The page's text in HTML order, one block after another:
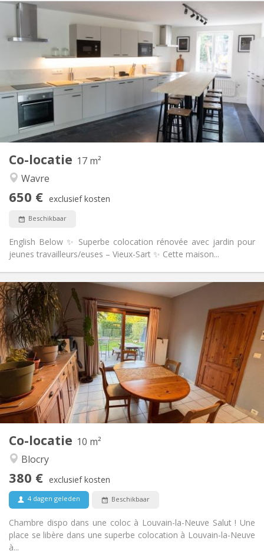
Co-locatie 17 m²
Wavre
650 € exclusief kosten
Beschikbaar
English Below ✨ Superbe colocation rénovée avec jardin pour
jeunes travailleurs/euses – Vieux-Sart ✨ Cette maison...
Praktische Informatie
650 €
Kosten:
100 €
Duur:
12 maanden, 11 maanden, 10 maanden, 5-6
maanden
Domiciliëring:
Toegelaten
Inrichting
Badkamer:
Privaat
Keuken:
Gemeenschappelijk
Oppervlakte:
17 m
2
Co-locatie 10 m²
Blocry
380 € exclusief kosten
4 dagen geleden Beschikbaar
Chambre dispo dans une coloc à Louvain-la-Neuve Salut ! Une
place se libère dans une superbe colocation à Louvain-la-Neuve
à...
Praktische Informatie
Huur:
380 €
Kosten:
120 €
Duur:
12 maanden
Domiciliëring:
Toegelaten
Inrichting
Badkamer:
Gemeenschappelijk
Keuken:
Gemeenschappelijk
Oppervlakte:
10 m
2
Private kamers:
1